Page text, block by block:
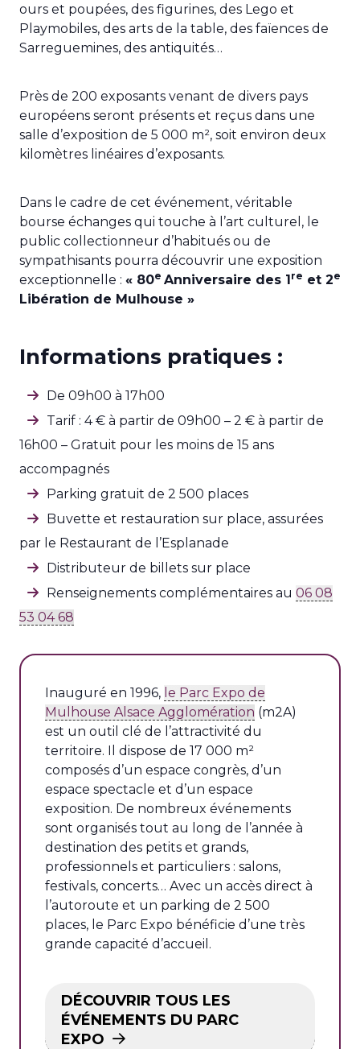
ours et poupées, des figurines, des Lego et
Playmobiles, des arts de la table, des faïences de
Sarreguemines, des antiquités…
Près de 200 exposants venant de divers pays
européens seront présents et reçus dans une
salle d’exposition de 5 000 m², soit environ deux
kilomètres linéaires d’exposants.
Dans le cadre de cet événement, véritable
bourse échanges qui touche à l’art culturel, le
public collectionneur d’habitués ou de
sympathisants pourra découvrir une exposition
exceptionnelle : « 80e Anniversaire des 1re et 2e
Libération de Mulhouse »
Informations pratiques :
De 09h00 à 17h00
Tarif : 4 € à partir de 09h00 – 2 € à partir de
16h00 – Gratuit pour les moins de 15 ans
accompagnés
Parking gratuit de 2 500 places
Buvette et restauration sur place, assurées
par le Restaurant de l’Esplanade
Distributeur de billets sur place
Renseignements complémentaires au 06 08
53 04 68
Inauguré en 1996, le Parc Expo de
Mulhouse Alsace Agglomération (m2A)
est un outil clé de l’attractivité du
territoire. Il dispose de 17 000 m²
composés d’un espace congrès, d’un
espace spectacle et d’un espace
exposition. De nombreux événements
sont organisés tout au long de l’année à
destination des petits et grands,
professionnels et particuliers : salons,
festivals, concerts… Avec un accès direct à
l’autoroute et un parking de 2 500
places, le Parc Expo bénéficie d’une très
grande capacité d’accueil.
DÉCOUVRIR TOUS LES
ÉVÉNEMENTS DU PARC
EXPO